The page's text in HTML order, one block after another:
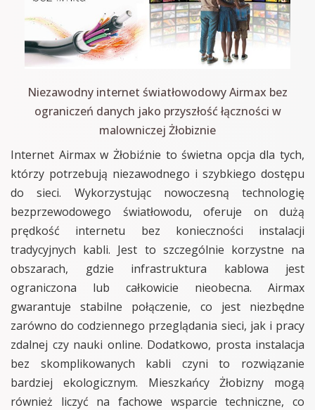
Niezawodny internet światłowodowy Airmax bez
ograniczeń danych jako przyszłość łączności w
malowniczej Żłobiznie
Internet Airmax w Żłobiźnie to świetna opcja dla tych,
którzy potrzebują niezawodnego i szybkiego dostępu
do sieci. Wykorzystując nowoczesną technologię
bezprzewodowego światłowodu, oferuje on dużą
prędkość internetu bez konieczności instalacji
tradycyjnych kabli. Jest to szczególnie korzystne na
obszarach, gdzie infrastruktura kablowa jest
ograniczona lub całkowicie nieobecna. Airmax
gwarantuje stabilne połączenie, co jest niezbędne
zarówno do codziennego przeglądania sieci, jak i pracy
zdalnej czy nauki online. Dodatkowo, prosta instalacja
bez skomplikowanych kabli czyni to rozwiązanie
bardziej ekologicznym. Mieszkańcy Żłobizny mogą
również liczyć na fachowe wsparcie techniczne, co